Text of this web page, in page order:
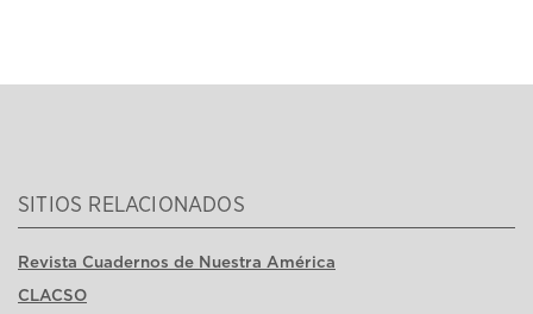
SITIOS RELACIONADOS
Revista Cuadernos de Nuestra América
CLACSO